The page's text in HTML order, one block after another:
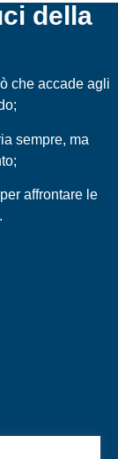
della
che accade agli
sempre, ma
affrontare le